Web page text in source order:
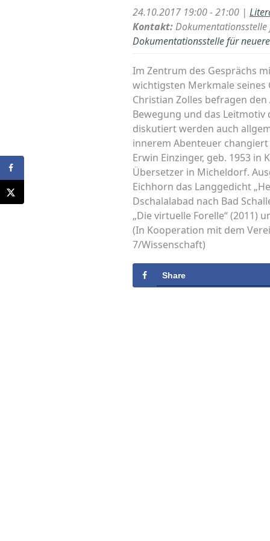
24.10.2017 19:00 - 21:00 |
Kontakt:
Dokumentationsstelle für
Im Zentrum des Gesprächs
wichtigsten Merkmale
Christian Zolles befragen
Bewegung und das
diskutiert werden auch
innerem Abenteuer
Erwin Einzinger, geb. 1953
Übersetzer in Micheldorf.
Eichhorn das Langgedicht
Dschalalabad nach Bad
„Die virtuelle Forelle“ (2011)
(In Kooperation mit dem
7/Wissenschaft)
Share